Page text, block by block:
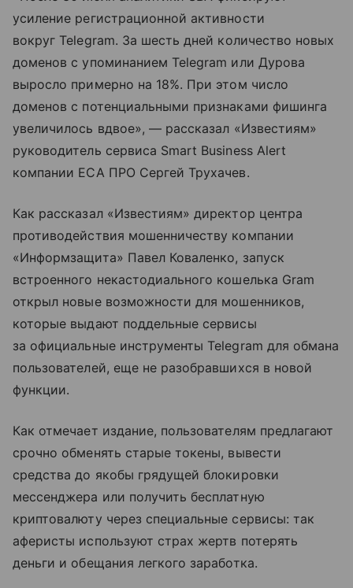
усиление регистрационной активности
вокруг Telegram. За шесть дней количество новых
доменов с упоминанием Telegram или Дурова
выросло примерно на 18%. При этом число
доменов с потенциальными признаками фишинга
увеличилось вдвое», — рассказал «Известиям»
руководитель сервиса Smart Business Alert
компании ЕСА ПРО Сергей Трухачев.
Как рассказал «Известиям» директор центра
противодействия мошенничеству компании
«Информзащита» Павел Коваленко, запуск
встроенного некастодиального кошелька Gram
открыл новые возможности для мошенников,
которые выдают поддельные сервисы
за официальные инструменты Telegram для обмана
пользователей, еще не разобравшихся в новой
функции.
Как отмечает издание, пользователям предлагают
срочно обменять старые токены, вывести
средства до якобы грядущей блокировки
мессенджера или получить бесплатную
криптовалюту через специальные сервисы: так
аферисты используют страх жертв потерять
деньги и обещания легкого заработка.